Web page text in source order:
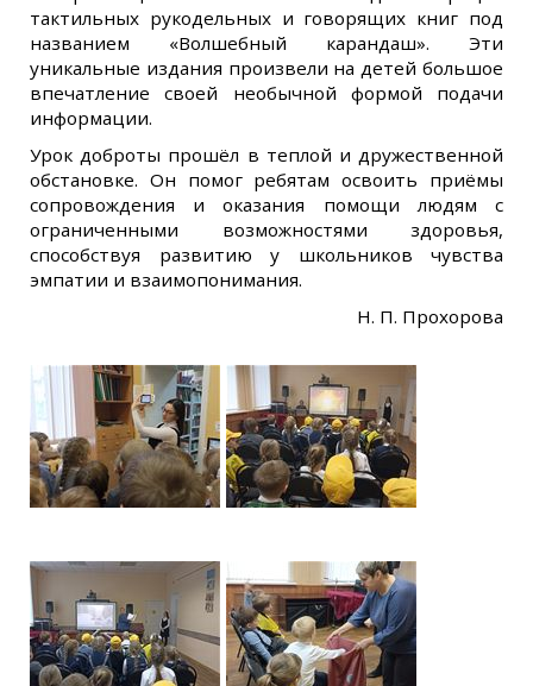
тактильных рукодельных и говорящих книг под
названием «Волшебный карандаш». Эти
уникальные издания произвели на детей большое
впечатление своей необычной формой подачи
информации.
Урок доброты прошёл в теплой и дружественной
обстановке. Он помог ребятам освоить приёмы
сопровождения и оказания помощи людям с
ограниченными возможностями здоровья,
способствуя развитию у школьников чувства
эмпатии и взаимопонимания.
Н. П. Прохорова